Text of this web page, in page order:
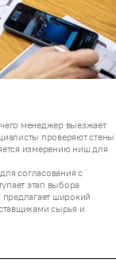
менеджер выезжает
проверяют стены
измерению ниш для
согласования с
этап выбора
широкий
сырья и